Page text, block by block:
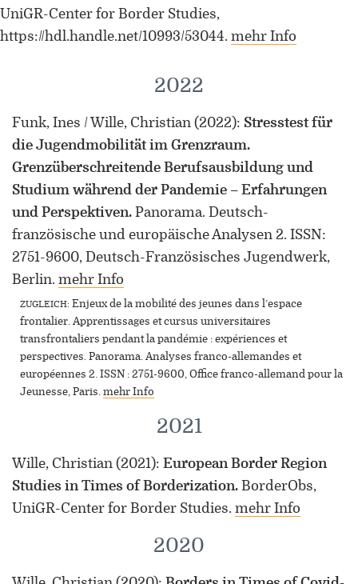
UniGR-Center for Border Studies,
https://hdl.handle.net/10993/53044. mehr Info
2022
Funk, Ines / Wille, Christian (2022): Stresstest für
die Jugendmobilität im Grenzraum.
Grenzüberschreitende Berufsausbildung und
Studium während der Pandemie – Erfahrungen
und Perspektiven. Panorama. Deutsch-
französische und europäische Analysen 2. ISSN:
2751-9600, Deutsch-Französisches Jugendwerk,
Berlin. mehr Info
ZUGLEICH: Enjeux de la mobilité des jeunes dans l’espace
frontalier. Apprentissages et cursus universitaires
transfrontaliers pendant la pandémie : expériences et
perspectives. Panorama. Analyses franco-allemandes et
européennes 2. ISSN : 2751-9600, Office franco-allemand pour la
Jeunesse, Paris. mehr Info
2021
Wille, Christian (2021): European Border Region
Studies in Times of Borderization. BorderObs,
UniGR-Center for Border Studies. mehr Info
2020